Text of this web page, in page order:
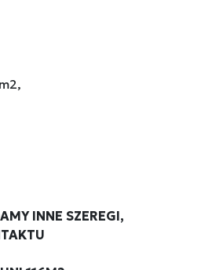
INNE SZEREGI,